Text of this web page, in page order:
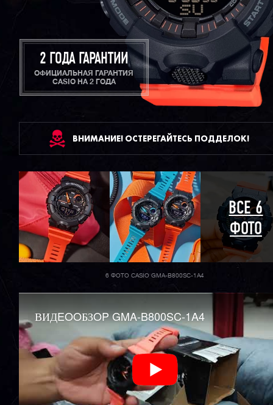
2 ГОДА ГАРАНТИИ
ОФИЦИАЛЬНАЯ ГАРАНТИЯ
CASIO НА 2 ГОДА
ВНИМАНИЕ! ОСТЕРЕГАЙТЕСЬ ПОДДЕЛОК!
ВСЕ 6
ФОТО
6 ФОТО CASIO GMA-B800SC-1A4
ВИДEOOБЗOP GMA-B800SC-1A4